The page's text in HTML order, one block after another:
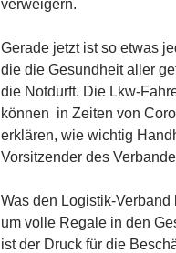
verweigern.
Gerade jetzt ist so etwas
die die Gesundheit aller
die Notdurft. Die Lkw-
können  in Zeiten von
erklären, wie wichtig
Vorsitzender des
Was den Logistik-
um volle Regale in den
ist der Druck für die